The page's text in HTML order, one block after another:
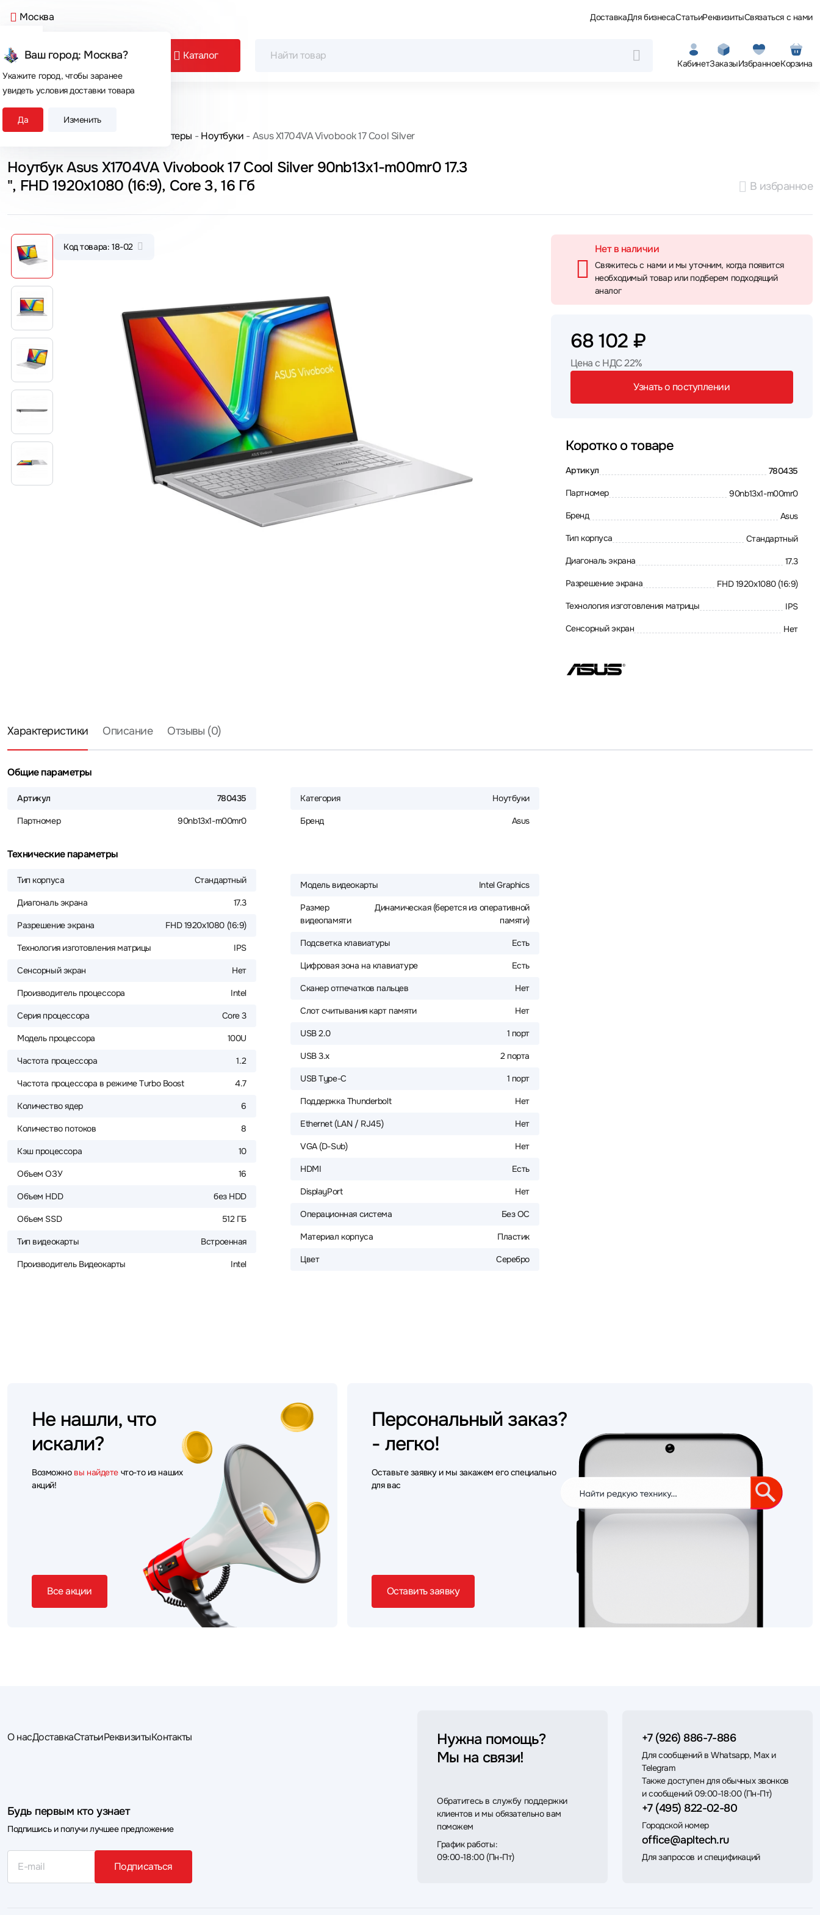
Москва
Ваш город: Москва?
Укажите город, чтобы заранее
увидеть условия доставки товара
Да Изменить
ДоставкаДля бизнесаСтатьиРеквизитыСвязаться с нами
Каталог
КабинетЗаказыИзбранноеКорзина
Сегодня покупают
Главная Компьютеры Ноутбуки Asus X1704VA Vivobook 17 Cool Silver
Ноутбук Asus X1704VA Vivobook 17 Cool Silver 90nb13x1-m00mr0 17.3
", FHD 1920x1080 (16:9), Core 3, 16 Гб
В избранное
Код товара: 18-02 Нет в наличии
Свяжитесь с нами и мы уточним, когда появится
необходимый товар или подберем подходящий
аналог
68 102 ₽
Цена с НДС 22%
Узнать о поступлении
Коротко о товаре
Артикул 780435
Партномер 90nb13x1-m00mr0
Бренд Asus
Тип корпуса Стандартный
Диагональ экрана 17.3
Разрешение экрана FHD 1920x1080 (16:9)
Технология изготовления матрицы IPS
Сенсорный экран Нет
Характеристики Описание Отзывы (0)
Общие параметры
Артикул 780435
Партномер 90nb13x1-m00mr0
Категория Ноутбуки
Бренд Asus
Технические параметры
Тип корпуса Стандартный
Диагональ экрана 17.3
Разрешение экрана FHD 1920x1080 (16:9)
Технология изготовления матрицы IPS
Сенсорный экран Нет
Производитель процессора Intel
Серия процессора Core 3
Модель процессора 100U
Частота процессора 1.2
Частота процессора в режиме Turbo Boost 4.7
Количество ядер 6
Количество потоков 8
Кэш процессора 10
Объем ОЗУ 16
Объем HDD без HDD
Объем SSD 512 ГБ
Тип видеокарты Встроенная
Производитель Видеокарты Intel
Модель видеокарты Intel Graphics
Размер
видеопамяти
Динамическая (берется из оперативной
памяти)
Подсветка клавиатуры Есть
Цифровая зона на клавиатуре Есть
Сканер отпечатков пальцев Нет
Слот считывания карт памяти Нет
USB 2.0 1 порт
USB 3.x 2 порта
USB Type-C 1 порт
Поддержка Thunderbolt Нет
Ethernet (LAN / RJ45) Нет
VGA (D-Sub) Нет
HDMI Есть
DisplayPort Нет
Операционная система Без ОС
Материал корпуса Пластик
Цвет Серебро
Не нашли, что
искали?
Возможно вы найдете что-то из наших
акций!
Все акции
Персональный заказ?
- легко!
Оставьте заявку и мы закажем его специально
для вас
Оставить заявку
О насДоставкаСтатьиРеквизитыКонтакты
Будь первым кто узнает
Подпишись и получи лучшее предложение
Подписаться
Нужна помощь?
Мы на связи!
Обратитесь в службу поддержки
клиентов и мы обязательно вам
поможем
График работы:
09:00-18:00 (Пн-Пт)
+7 (926) 886-7-886
Для сообщений в Whatsapp, Max и
Telegram
Также доступен для обычных звонков
и сообщений 09:00-18:00 (Пн-Пт)
+7 (495) 822-02-80
Городской номер
office@apltech.ru
Для запросов и спецификаций